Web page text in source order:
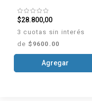
$28.800,00
3 cuotas sin interés
de $9600.00
Agregar